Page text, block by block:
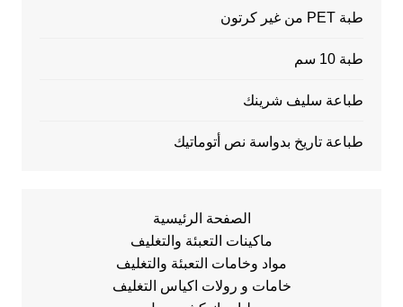
طبة PET من غير كرتون
طبة 10 سم
طباعة سليف شرينك
طباعة تاريخ بدواسة نص أتوماتيك
الصفحة الرئيسية
ماكينات التعبئة والتغليف
مواد وخامات التعبئة والتغليف
خامات و رولات اكياس التغليف